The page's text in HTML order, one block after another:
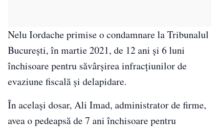
Nelu Iordache primise o condamnare la Tribunalul
Bucureşti, în martie 2021, de 12 ani şi 6 luni
închisoare pentru săvârşirea infracţiunilor de
evaziune fiscală şi delapidare.
În acelaşi dosar, Ali Imad, administrator de firme,
avea o pedeapsă de 7 ani închisoare pentru